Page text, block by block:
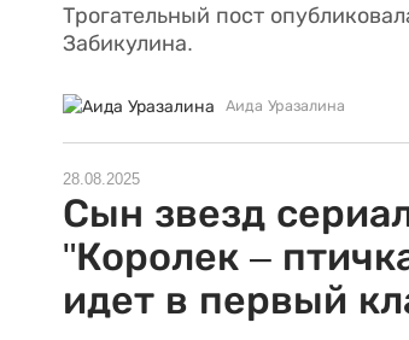
Трогательный пост
Забикулина.
Аида Уразалина
28.08.2025
Сын звезд
"Королек –
идет в первый